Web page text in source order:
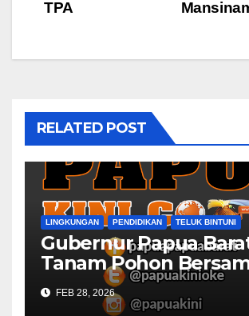
TPA
RELATED POST
LINGKUNGAN PENDIDIKAN TELUK BINTUNI
Gubernur Papua
Tanam Pohon
Civitas Academica
Universitas
FEB 28, 2026